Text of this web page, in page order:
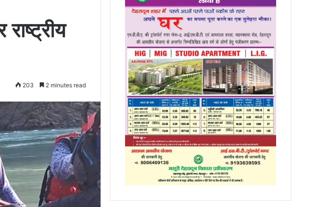
203 2 minutes read